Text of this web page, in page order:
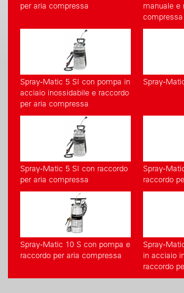
per aria compressa
manuale e
compressa
Spray-Matic 5 SI con pompa in
acciaio inossidabile e raccordo
per aria compressa
Spray-
Spray-Matic 5 SI con raccordo
per aria compressa
Spray-
raccordo
Spray-Matic 10 S con pompa e
raccordo per aria compressa
Spray-
in acciaio
raccordo